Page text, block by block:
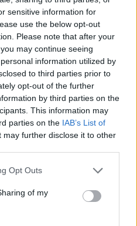
sensitive information for
use the below opt-out
Please note that after your
may continue seeing
information utilized by
to third parties prior to
opt-out of the further
by third parties on the
This information may
parties on the IAB’s List of
may further disclose it to other
Opt Outs
of my
για Όλους
Ποια ΑΦΜ
αιτήσεις σήμερα
Όλα όσα πρέπει να
10 ΏΡΕΣ
υποβολής αιτήσεων λήγει
Αυγούστου 2026, με επιδότηση
ευρώ ανάλογα με την κατηγορία
και την περίοδο διαμονής.
στην Πάρο:
από αμέλεια